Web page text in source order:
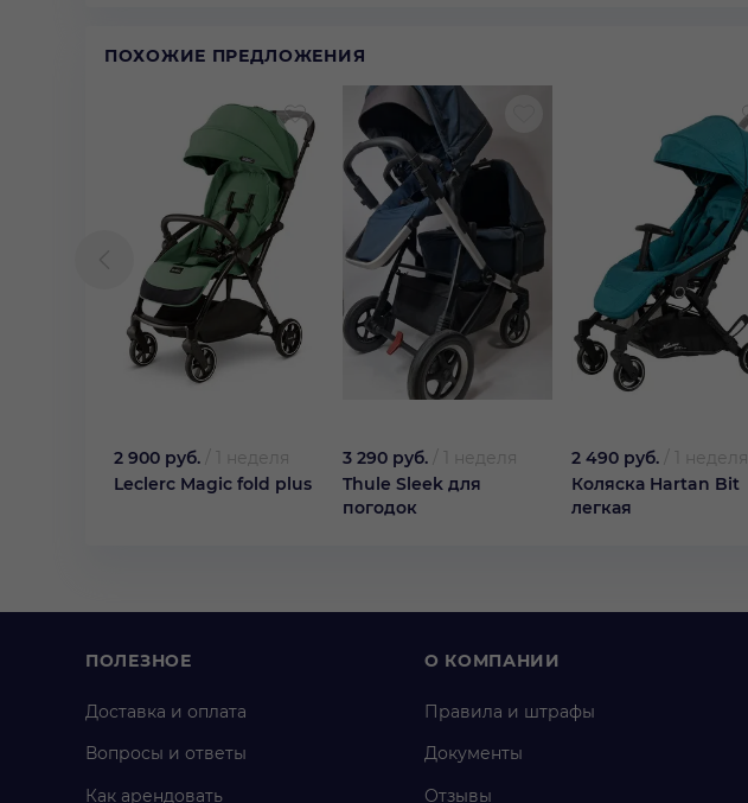
ПОХОЖИЕ ПРЕДЛОЖЕНИЯ
2 900 руб.
1 неделя
Leclerc Magic fold plus
3 290 руб.
1 неделя
Thule Sleek для
погодок
2 490 руб.
1 неделя
Коляска Hartan Bit
легкая
ПОЛЕЗНОЕ
Доставка и оплата
Вопросы и ответы
Как арендовать
О КОМПАНИИ
Правила и штрафы
Документы
Отзывы